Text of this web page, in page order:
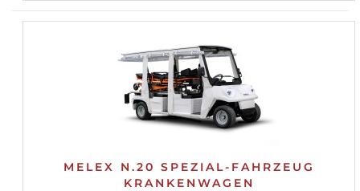
MELEX N.20 SPEZIAL-FAHRZEUG
KRANKENWAGEN